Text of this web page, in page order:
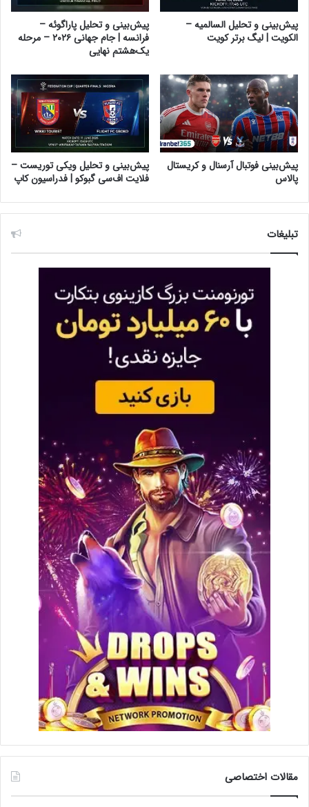
پیش‌بینی و تحلیل السالمیه –
الکویت | لیگ برتر کویت
پیش‌بینی و تحلیل پاراگوئه –
فرانسه | جام جهانی ۲۰۲۶ – مرحله
یک‌هشتم نهایی
پیش‌بینی فوتبال آرسنال و کریستال
پالاس
پیش‌بینی و تحلیل ویکی توریست –
فلایت اف‌سی گبوکو | فدراسیون کاپ
تبلیغات
مقالات اختصاصی